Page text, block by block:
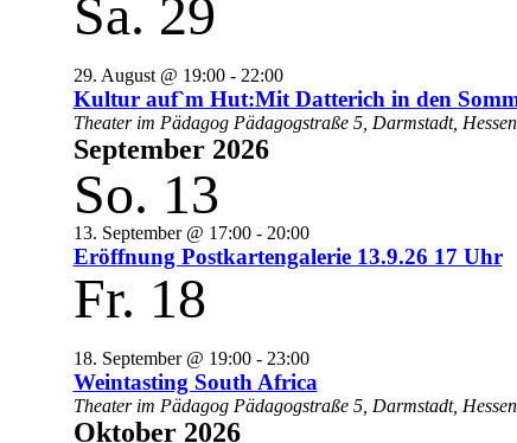
Sa. 29
29. August @ 19:00- 22:00
Kultur auf`m Hut:Mit Datterich in den
Theater im Pädagog Pädagogstraße 5, Darmstadt,
September 2026
So. 13
13. September @ 17:00- 20:00
Eröffnung Postkartengalerie 13.9.26 17 Uhr
Fr. 18
18. September @ 19:00- 23:00
Weintasting South Africa
Theater im Pädagog Pädagogstraße 5, Darmstadt,
Oktober 2026